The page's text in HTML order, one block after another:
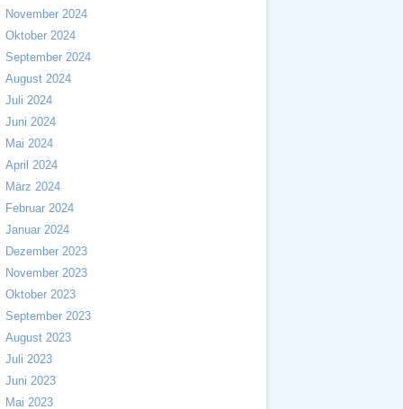
November 2024
Oktober 2024
September 2024
August 2024
Juli 2024
Juni 2024
Mai 2024
April 2024
März 2024
Februar 2024
Januar 2024
Dezember 2023
November 2023
Oktober 2023
September 2023
August 2023
Juli 2023
Juni 2023
Mai 2023